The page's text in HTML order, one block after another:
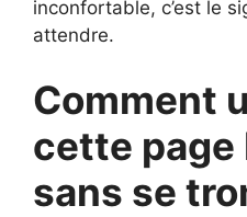
inconfortable, c’est le
attendre.
Comment
cette page
sans se